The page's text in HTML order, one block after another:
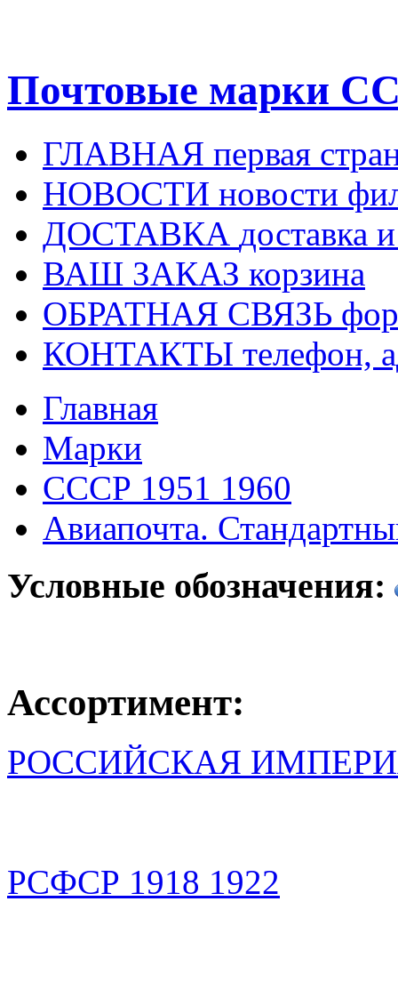
Почтовые марки
ГЛАВНАЯ первая
НОВОСТИ новости
ДОСТАВКА доставка
ВАШ ЗАКАЗ корзина
ОБРАТНАЯ СВЯЗЬ
КОНТАКТЫ телефон,
Главная
Марки
СССР 1951 1960
Авиапочта.
Условные обозначения:
Ассортимент:
РОССИЙСКАЯ
РСФСР 1918 1922